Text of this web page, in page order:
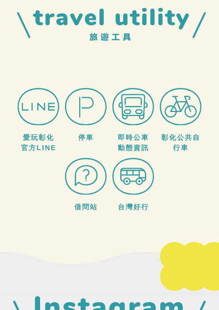
愛玩彰化
官方LINE
停車
即時公車
動態資訊
彰化公共自
行車
借問站 台灣好行